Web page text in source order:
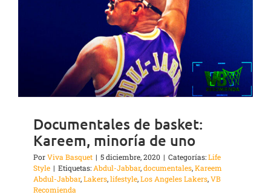
Documentales de basket:
Kareem, minoría de uno
PorViva Basquet | 5 diciembre, 2020 | Categorías:Life
Style | Etiquetas: Abdul-Jabbar,documentales,Kareem
Abdul-Jabbar,Lakers,lifestyle,Los Angeles Lakers,VB
Recomienda